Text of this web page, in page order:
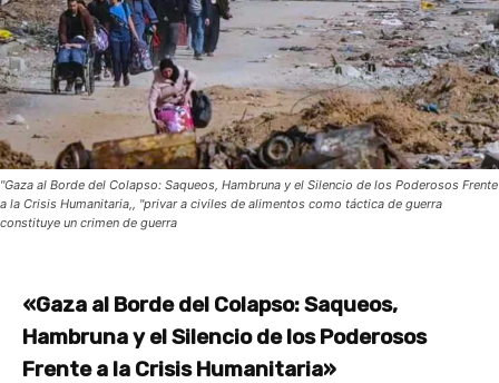
"Gaza al Borde del Colapso: Saqueos, Hambruna y el Silencio de los Poderosos Frente
a la Crisis Humanitaria,, "privar a civiles de alimentos como táctica de guerra
constituye un crimen de guerra
«Gaza al Borde del Colapso: Saqueos,
Hambruna y el Silencio de los Poderosos
Frente a la Crisis Humanitaria»